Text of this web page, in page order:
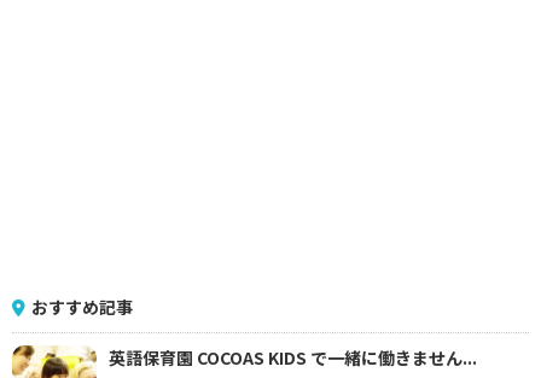
おすすめ記事
英語保育園 COCOAS KIDS で一緒に働きません...